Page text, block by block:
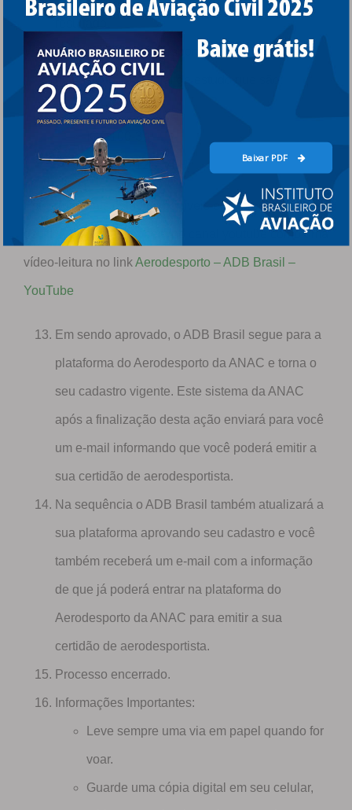
O Instituto do Aerodesporto Brasileiro tem a
disposição o material de estudo que são:
RBAC 103
ICA 100-3
ICA 100-12 – VFR
Estes materiais estão disponíveis em apresentações
de PDF no site e, também no canal youtube como uma
vídeo-leitura no linkAerodesporto – ADB Brasil –
YouTube
Em sendo aprovado, o ADB Brasil segue para a
plataforma do Aerodesporto da ANAC e torna o
seu cadastro vigente. Este sistema da ANAC
após a finalização desta ação enviará para você
um e-mail informando que você poderá emitir a
sua certidão de aerodesportista.
Na sequência o ADB Brasil também atualizará a
sua plataforma aprovando seu cadastro e você
também receberá um e-mail com a informação
de que já poderá entrar na plataforma do
Aerodesporto da ANAC para emitir a sua
certidão de aerodesportista.
Processo encerrado.
Informações Importantes:
Leve sempre uma via em papel quando for
voar.
Guarde uma cópia digital em seu celular,
Baixar PDF